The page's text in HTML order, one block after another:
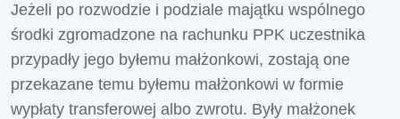
Jeżeli po rozwodzie i podziale majątku wspólnego
środki zgromadzone na rachunku PPK uczestnika
przypadły jego byłemu małżonkowi, zostają one
przekazane temu byłemu małżonkowi w formie
wypłaty transferowej albo zwrotu. Były małżonek